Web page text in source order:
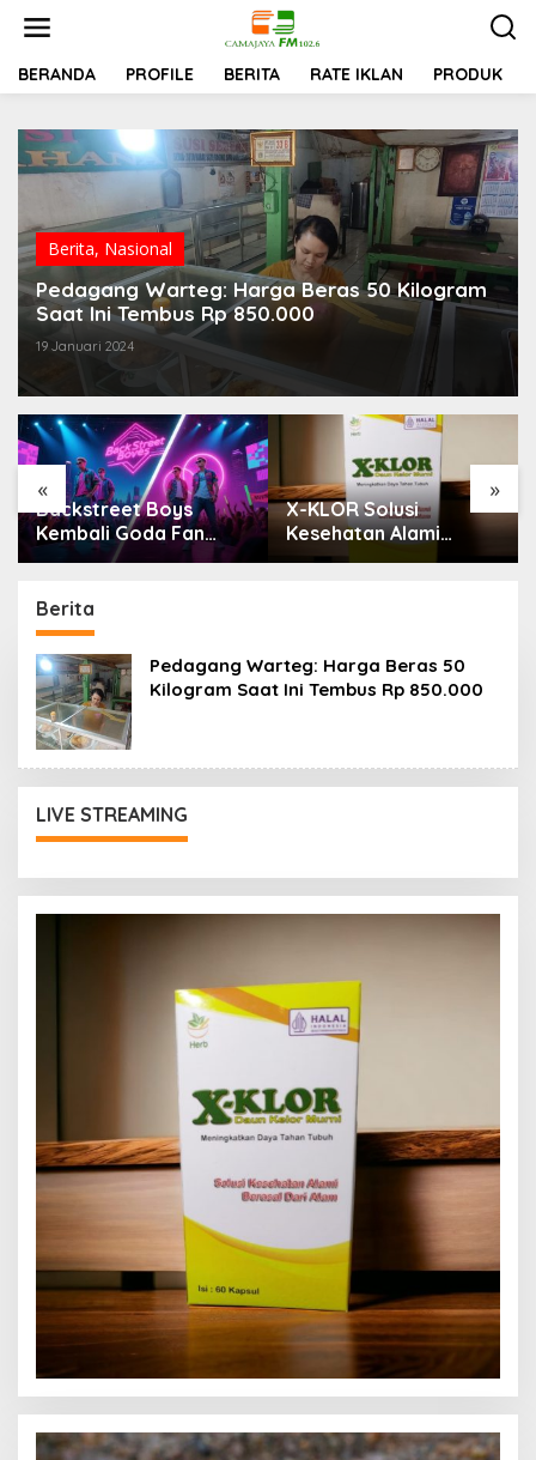
BERANDA PROFILE BERITA RATE IKLAN PRODUK
Berita, Nasional
Pedagang Warteg: Harga Beras 50 Kilogram
Saat Ini Tembus Rp 850.000
19 Januari 2024
« »
Backstreet Boys
Kembali Goda Fan
dengan Potensi
X-KLOR Solusi
Kesehatan Alami
Berasal Dari Alam
Berita
Pedagang Warteg: Harga Beras 50
Kilogram Saat Ini Tembus Rp 850.000
LIVE STREAMING